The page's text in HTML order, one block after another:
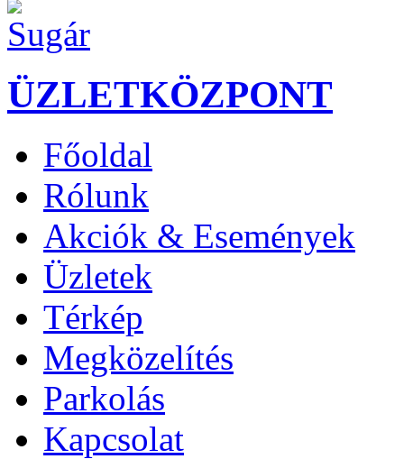
ÜZLETKÖZPONT
Főoldal
Rólunk
Akciók & Események
Üzletek
Térkép
Megközelítés
Parkolás
Kapcsolat